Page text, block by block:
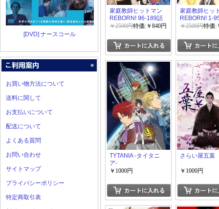
[DVD] ナースコール
お買い物方法について
送料に関して
お支払いについて
配送について
よくある質問
お問い合わせ
サイトマップ
プライバシーポリシー
特定商取引表
家庭教師ヒットマン
REBORN! 96-189話
￥2500円特価:￥840円
家庭教師ヒッ
REBORN! 1-
￥2500円特価:
TYTANIA -タイタニ
ア-
￥1000円
さらい屋五葉
￥1000円